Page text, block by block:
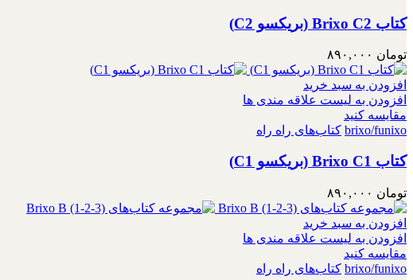
کتاب Brixo C2 (بریکسو C2)
تومان
افزودن به سبد خرید
افزودن به لیست علاقه مندی ها
مقایسه کنید
brixo/funixo کتاب‌های راه راه
کتاب Brixo C1 (بریکسو C1)
تومان
افزودن به سبد خرید
افزودن به لیست علاقه مندی ها
مقایسه کنید
brixo/funixo کتاب‌های راه راه